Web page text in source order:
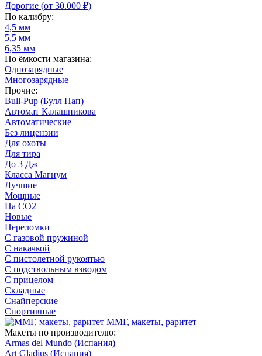
Дорогие (от 30.000 ₽)
По калибру:
4,5 мм
5,5 мм
6,35 мм
По ёмкости магазина:
Однозарядные
Многозарядные
Прочие:
Bull-Pup (Булл Пап)
Автомат Калашникова
Автоматические
Без лицензии
Для охоты
Для тира
До 3 Дж
Класса Магнум
Лучшие
Мощные
На CO2
Новые
Переломки
С газовой пружиной
С накачкой
С пистолетной рукоятью
С подствольным взводом
С прицелом
Складные
Снайперские
Спортивные
ММГ, макеты, раритет
Макеты по производителю:
Armas del Mundo (Испания)
Art Gladius (Испания)